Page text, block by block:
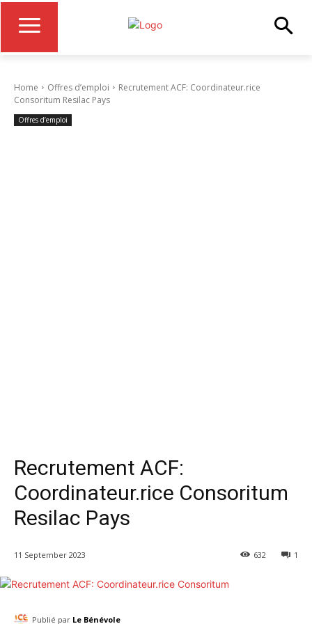
Home Offres d’emploi
Recrutement ACF: Coordinateur.rice
Consoritum Resilac Pays
Offres d’emploi
Recrutement ACF:
Coordinateur.rice Consoritum
Resilac Pays
11 September 2023 1
632
Publié par Le Bénévole